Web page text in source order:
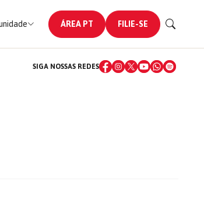
ÁREA PT FILIE-SE
SIGA NOSSAS REDES